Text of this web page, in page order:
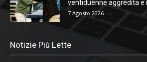
ventiduenne aggredita e
7 Agosto 2026
Notizie Più Lette